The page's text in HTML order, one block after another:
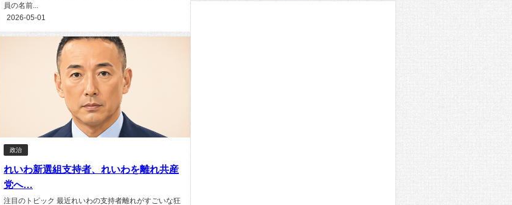
員の名前...
2026-05-01
政治
れいわ新選組支持者、れいわを離れ共産
党へ…
注目のトピック 最近れいわの支持者離れがすごいな狂